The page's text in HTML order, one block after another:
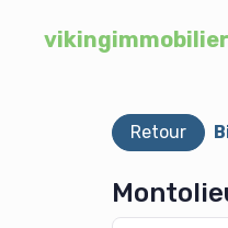
vikingimmobilier
Retour